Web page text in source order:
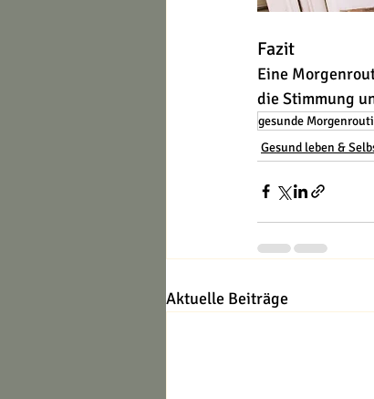
Fazit
Eine
die Stimmung
gesunde
Gesund leben &
Aktuelle Beiträge